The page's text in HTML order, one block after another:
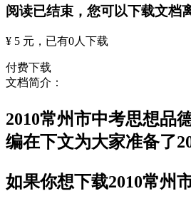
阅读已结束，您可以下载文档
¥ 5 元 ，已有0人下载
付费下载
文档简介：
2010常州市中考思想品
编在下文为大家准备了
如果你想下载2010常州